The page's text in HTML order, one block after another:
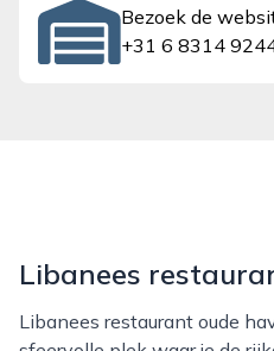
Bezoek de
+31 6 8314
Libanees
Libanees restaurant oude haven in apeldoorn is een